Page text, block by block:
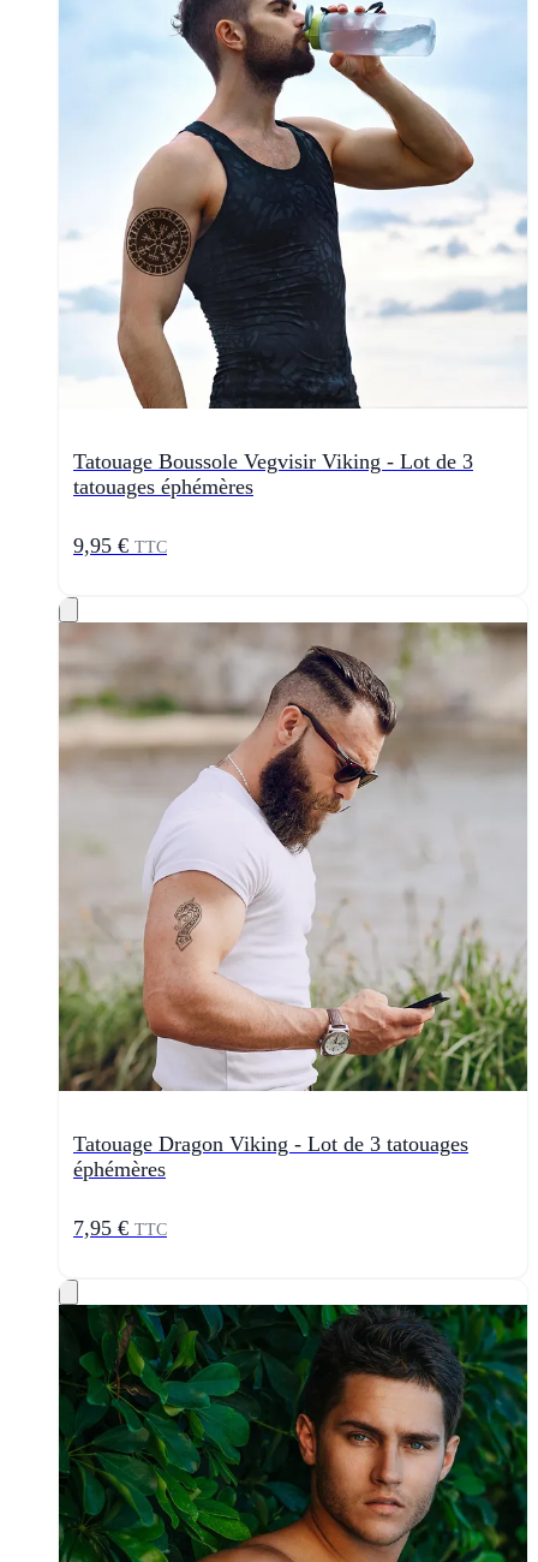
Tatouage Boussole Vegvisir Viking - Lot de 3
tatouages éphémères
9,95 € TTC
Tatouage Dragon Viking - Lot de 3 tatouages
éphémères
7,95 € TTC